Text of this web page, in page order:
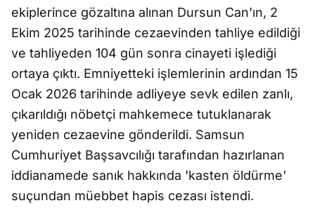
ekiplerince gözaltına alınan Dursun Can'ın, 2
Ekim 2025 tarihinde cezaevinden tahliye edildiği
ve tahliyeden 104 gün sonra cinayeti işlediği
ortaya çıktı. Emniyetteki işlemlerinin ardından 15
Ocak 2026 tarihinde adliyeye sevk edilen zanlı,
çıkarıldığı nöbetçi mahkemece tutuklanarak
yeniden cezaevine gönderildi. Samsun
Cumhuriyet Başsavcılığı tarafından hazırlanan
iddianamede sanık hakkında 'kasten öldürme'
suçundan müebbet hapis cezası istendi.